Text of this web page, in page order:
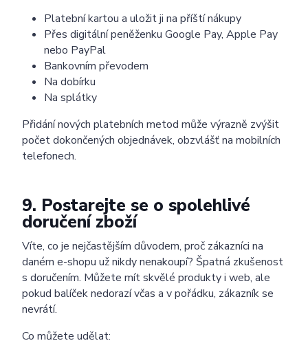
Platební kartou a uložit ji na příští nákupy
Přes digitální peněženku Google Pay, Apple Pay
nebo PayPal
Bankovním převodem
Na dobírku
Na splátky
Přidání nových platebních metod může výrazně zvýšit
počet dokončených objednávek, obzvlášť na mobilních
telefonech.
9. Postarejte se o spolehlivé
doručení zboží
Víte, co je nejčastějším důvodem, proč zákazníci na
daném e-shopu už nikdy nenakoupí? Špatná zkušenost
s doručením. Můžete mít skvělé produkty i web, ale
pokud balíček nedorazí včas a v pořádku, zákazník se
nevrátí.
Co můžete udělat: